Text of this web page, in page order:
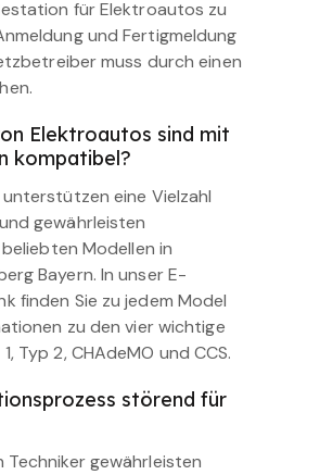
für Elektroautos zu
und Fertigmeldung
muss durch einen
Elektroautos sind mit
kompatibel?
eine Vielzahl
gewährleisten
Modellen in
Bayern. In unser E-
finden Sie zu jedem Model
zu den vier wichtige
Typ 2, CHAdeMO und CCS.
störend für
Techniker gewährleisten